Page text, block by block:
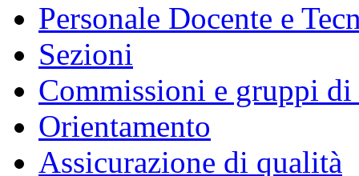
Personale Docente e
Sezioni
Commissioni e gruppi
Orientamento
Assicurazione di qualità